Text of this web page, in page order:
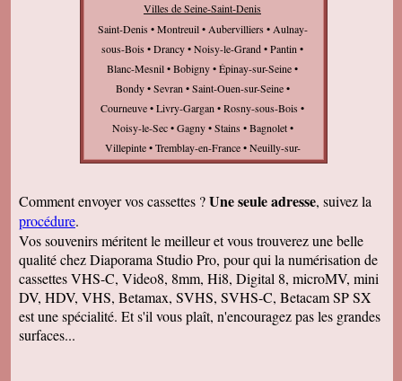
Villes de Seine-Saint-Denis
Saint-Denis • Montreuil • Aubervilliers • Aulnay-
sous-Bois • Drancy • Noisy-le-Grand • Pantin •
Blanc-Mesnil • Bobigny • Épinay-sur-Seine •
Bondy • Sevran • Saint-Ouen-sur-Seine •
Courneuve • Livry-Gargan • Rosny-sous-Bois •
Noisy-le-Sec • Gagny • Stains • Bagnolet •
Villepinte • Tremblay-en-France • Neuilly-sur-
Marne • Romainville • Pierrefitte-sur-Seine •
Pavillons-sous-Bois • Lilas • Neuilly-Plaisance •
Villetaneuse • Dugny • Île-Saint-Denis • Vaujours
• Gournay-sur-Marne • Coubron •
Comment envoyer vos cassettes ?Une seule adresse, suivez la
procédure.
Vos souvenirs méritent le meilleur et vous trouverez une belle
qualité chez Diaporama Studio Pro, pour qui la numérisation de
cassettes VHS-C, Video8, 8mm, Hi8, Digital 8, microMV, mini
DV, HDV, VHS, Betamax, SVHS, SVHS-C, Betacam SP SX
est une spécialité. Et s'il vous plaît, n'encouragez pas les grandes
surfaces...